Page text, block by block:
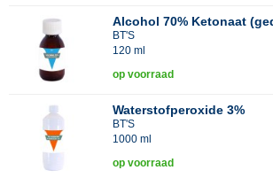
Alcohol 70% Ketonaat
BT'S
120 ml
op voorraad
Waterstofperoxide 3%
BT'S
1000 ml
op voorraad